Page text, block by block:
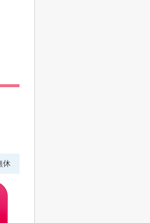
休